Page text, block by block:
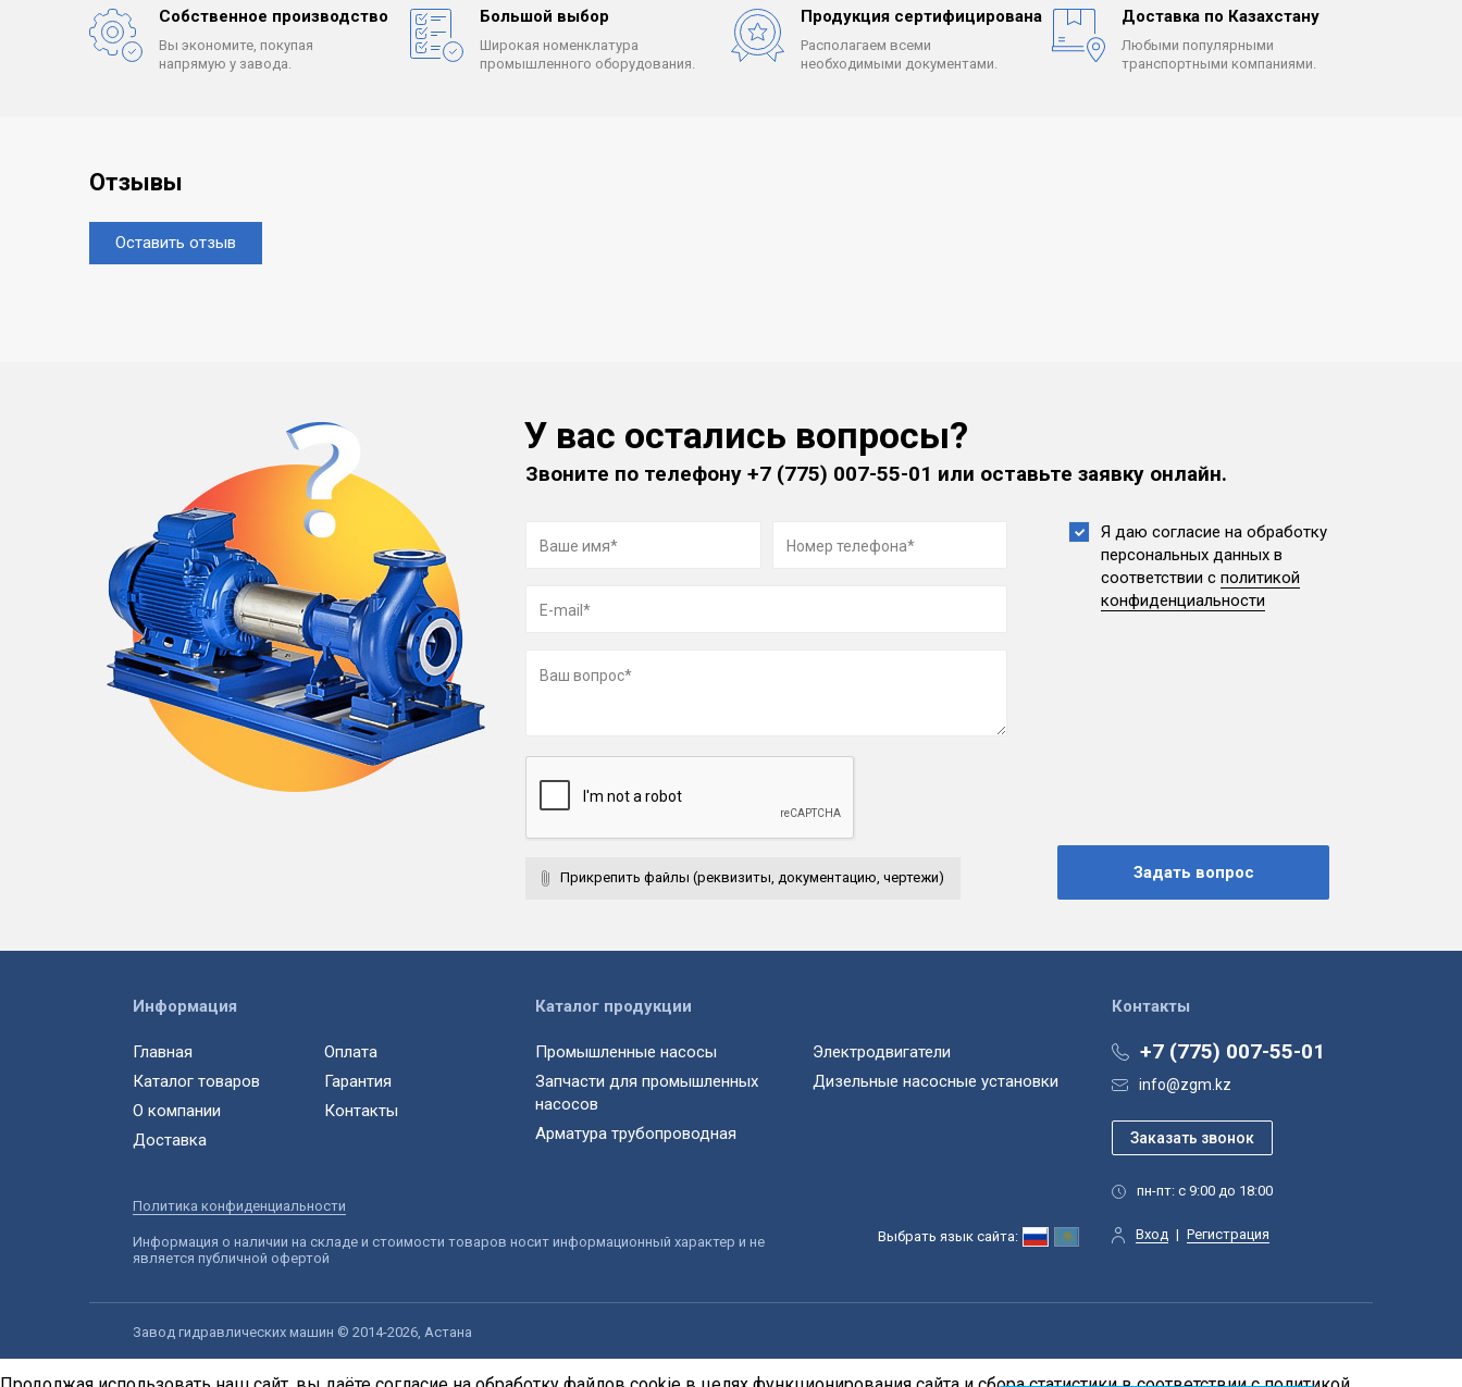
Собственное производство
Вы экономите, покупая
напрямую у завода.
Большой выбор
Широкая номенклатура
промышленного оборудования.
Продукция сертифицирована
Располагаем всеми
необходимыми документами.
Доставка по Казахстану
Любыми популярными
транспортными компаниями.
Отзывы
Оставить отзыв
У вас остались вопросы?
Звоните по телефону+7 (775) 007-55-01 или оставьте заявку онлайн.
Прикрепить файлы (реквизиты, документацию, чертежи)
Я даю согласие на обработку
персональных данных в
соответствии с политикой
конфиденциальности
Контакты
+7 (775) 007-55-01
info@zgm.kz
пн-пт: с 9:00 до 18:00
Вход | Регистрация
Выбрать язык сайта:
Информация
Главная
Каталог товаров
О компании
Доставка
Оплата
Гарантия
Контакты
Каталог продукции
Промышленные насосы
Запчасти для промышленных
насосов
Арматура трубопроводная
Электродвигатели
Дизельные насосные установки
Политика конфиденциальности
Информация о наличии на складе и стоимости товаров носит информационный характер и не
является публичной офертой
Завод гидравлических машин © 2014-2026, Астана